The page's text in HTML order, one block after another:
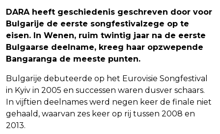
DARA heeft geschiedenis geschreven door voor
Bulgarije de eerste songfestivalzege op te
eisen. In Wenen, ruim twintig jaar na de eerste
Bulgaarse deelname, kreeg haar opzwepende
Bangaranga de meeste punten.
Bulgarije debuteerde op het Eurovisie Songfestival
in Kyiv in 2005 en successen waren dusver schaars.
In vijftien deelnames werd negen keer de finale niet
gehaald, waarvan zes keer op rij tussen 2008 en
2013.